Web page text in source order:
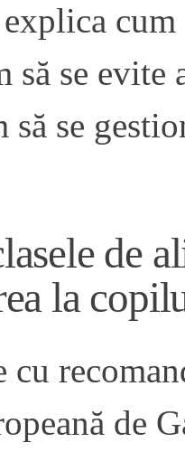
cum
să se
să se
de
la
cu
de